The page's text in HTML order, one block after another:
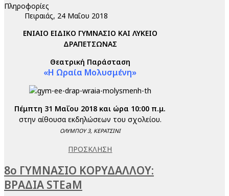
Πληροφορίες
Πειραιάς, 24 Μαΐου 2018
ΕΝΙΑΙΟ ΕΙΔΙΚΟ ΓΥΜΝΑΣΙΟ ΚΑΙ ΛΥΚΕΙΟ
ΔΡΑΠΕΤΣΩΝΑΣ
Θεατρική Παράσταση
«Η Ωραία Μολυσμένη»
Πέμπτη 31 Μαΐου 2018 και ώρα 10:00 π.μ.
στην αίθουσα εκδηλώσεων του σχολείου.
ΟΛΥΜΠΟΥ 3, ΚΕΡΑΤΣΙΝΙ
ΠΡΟΣΚΛΗΣΗ
8ο ΓΥΜΝΑΣΙΟ ΚΟΡΥΔΑΛΛΟΥ:
ΒΡΑΔΙΑ STEaM